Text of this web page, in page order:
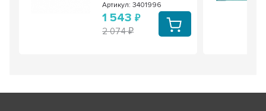
Артикул: 3401996
1 543
2 074